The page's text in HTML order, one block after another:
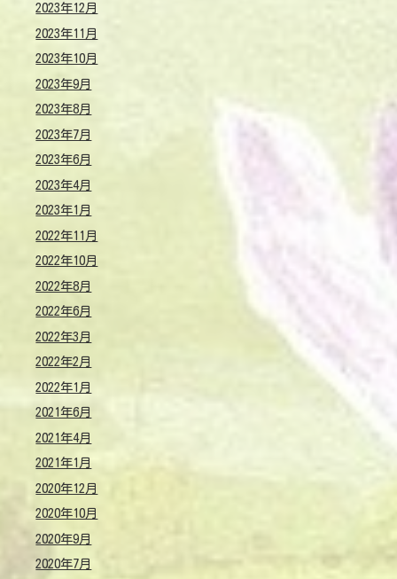
2023年12月
2023年11月
2023年10月
2023年9月
2023年8月
2023年7月
2023年6月
2023年4月
2023年1月
2022年11月
2022年10月
2022年8月
2022年6月
2022年3月
2022年2月
2022年1月
2021年6月
2021年4月
2021年1月
2020年12月
2020年10月
2020年9月
2020年7月